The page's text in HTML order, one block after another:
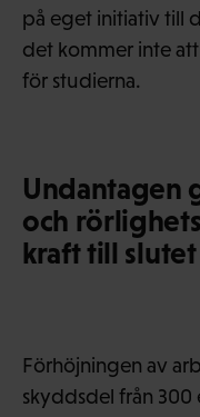
på eget initiativ till
det kommer inte
för studierna.
Undantagen
och
kraft till slutet
Förhöjningen av
skyddsdel från 300